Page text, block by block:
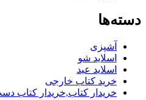
دسته‌ها
آشپزی
اسلاید شو
اسلاید عید
خرید کتاب خارجی
خریدار کتاب,خریدار کتاب